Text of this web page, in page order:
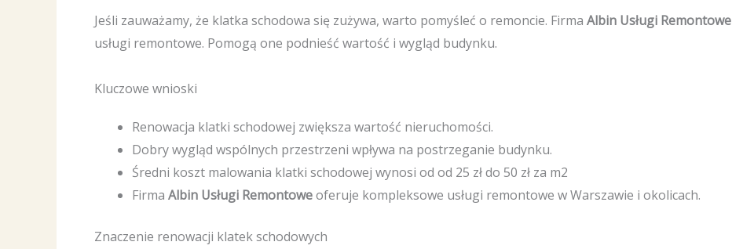
Jeśli zauważamy, że klatka schodowa się zużywa, warto pomyśleć o remoncie. Firma Albin Usługi Remontowe
usługi remontowe. Pomogą one podnieść wartość i wygląd budynku.
Kluczowe wnioski
Renowacja klatki schodowej zwiększa wartość nieruchomości.
Dobry wygląd wspólnych przestrzeni wpływa na postrzeganie budynku.
Średni koszt malowania klatki schodowej wynosi od od 25 zł do 50 zł za m2
Firma Albin Usługi Remontoweoferuje kompleksowe usługi remontowe w Warszawie i okolicach.
Znaczenie renowacji klatek schodowych